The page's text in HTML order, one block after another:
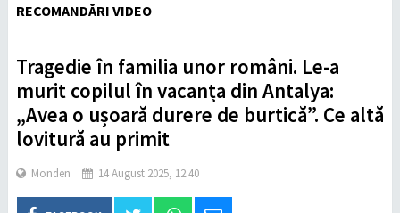
RECOMANDĂRI VIDEO
Tragedie în familia unor români. Le-a
murit copilul în vacanța din Antalya:
„Avea o ușoară durere de burtică”. Ce altă
lovitură au primit
Monden 14 August 2025, 12:40